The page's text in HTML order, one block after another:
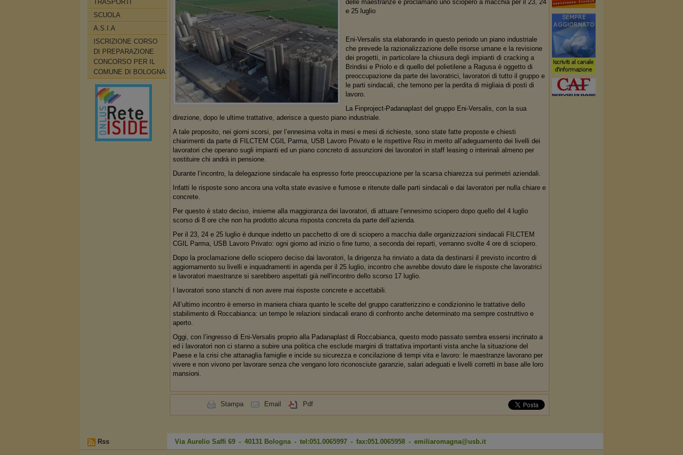
TRASPORTI
SCUOLA
A.S.I.A
ISCRIZIONE CORSO
DI PREPARAZIONE
CONCORSO PER IL
COMUNE DI BOLOGNA
delle maestranze e proclamano uno sciopero a macchia per il 23, 24
e 25 luglio
Eni-Versalis sta elaborando in questo periodo un piano industriale
che prevede la razionalizzazione delle risorse umane e la revisione
dei progetti, in particolare la chiusura degli impianti di cracking a
Brindisi e Priolo e di quello del polietilene a Ragusa è oggetto di
preoccupazione da parte dei lavoratrici, lavoratori di tutto il gruppo e
le parti sindacali, che temono per la perdita di migliaia di posti di
lavoro.
La Finproject-Padanaplast del gruppo Eni-Versalis, con la sua
direzione, dopo le ultime trattative, aderisce a questo piano industriale.
A tale proposito, nei giorni scorsi, per l’ennesima volta in mesi e mesi di richieste, sono state fatte proposte e chiesti
chiarimenti da parte di FILCTEM CGIL Parma, USB Lavoro Privato e le rispettive Rsu in merito all’adeguamento dei livelli dei
lavoratori che operano sugli impianti ed un piano concreto di assunzioni dei lavoratori in staff leasing o interinali almeno per
sostituire chi andrà in pensione.
Durante l’incontro, la delegazione sindacale ha espresso forte preoccupazione per la scarsa chiarezza sui perimetri aziendali.
Infatti le risposte sono ancora una volta state evasive e fumose e ritenute dalle parti sindacali e dai lavoratori per nulla chiare e
concrete.
Per questo è stato deciso, insieme alla maggioranza dei lavoratori, di attuare l’ennesimo sciopero dopo quello del 4 luglio
scorso di 8 ore che non ha prodotto alcuna risposta concreta da parte dell’azienda.
Per il 23, 24 e 25 luglio è dunque indetto un pacchetto di ore di sciopero a macchia dalle organizzazioni sindacali FILCTEM
CGIL Parma, USB Lavoro Privato: ogni giorno ad inizio o fine turno, a seconda dei reparti, verranno svolte 4 ore di sciopero.
Dopo la proclamazione dello sciopero deciso dai lavoratori, la dirigenza ha rinviato a data da destinarsi il previsto incontro di
aggiornamento su livelli e inquadramenti in agenda per il 25 luglio, incontro che avrebbe dovuto dare le risposte che lavoratrici
e lavoratori maestranze si sarebbero aspettati già nell'incontro dello scorso 17 luglio.
I lavoratori sono stanchi di non avere mai risposte concrete e accettabili.
All’ultimo incontro è emerso in maniera chiara quanto le scelte del gruppo caratterizzino e condizionino le trattative dello
stabilimento di Roccabianca: un tempo le relazioni sindacali erano di confronto anche determinato ma sempre costruttivo e
aperto.
Oggi, con l’ingresso di Eni-Versalis proprio alla Padanaplast di Roccabianca, questo modo passato sembra essersi incrinato a
ed i lavoratori non ci stanno a subire una politica che esclude margini di trattativa importanti vista anche la situazione del
Paese e la crisi che attanaglia famiglie e incide su sicurezza e concilazione di tempi vita e lavoro: le maestranze lavorano per
vivere e non vivono per lavorare senza che vengano loro riconosciute garanzie, salari adeguati e livelli corretti in base alle loro
mansioni.
Stampa Email Pdf
Rss Via Aurelio Saffi 69 - 40131 Bologna - tel:051.0065997 - fax:051.0065958 - emiliaromagna@usb.it